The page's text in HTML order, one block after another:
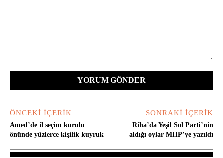
ÖNCEKI İÇERIK
Amed’de il seçim kurulu
önünde yüzlerce kişilik kuyruk
SONRAKI İÇERIK
Riha’da Yeşil Sol Parti’nin
aldığı oylar MHP’ye yazıldı